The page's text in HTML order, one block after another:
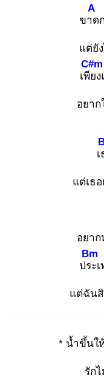
ขาด
A
แต่ยั
เพีย
C#m
อยาก
แต่เธ
อยาก
ประ
Bm
แต่ฉันสิ
* น้ำขึ้นใ
รัก